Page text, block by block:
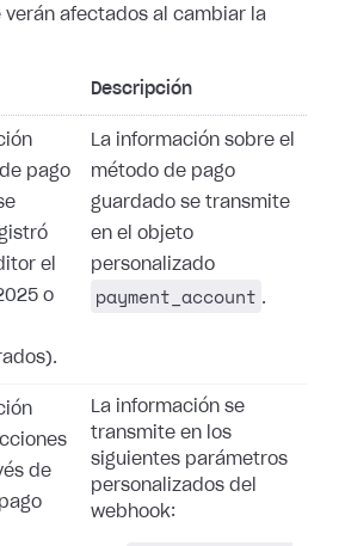
verán afectados al cambiar la
Descripción
pago
el
o
La información sobre el
método de pago
guardado se transmite
en el objeto
personalizado
payment_account .
de
La información se
transmite en los
siguientes parámetros
personalizados del
webhook: